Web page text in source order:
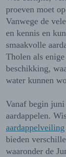
proeven moet
Vanwege de
en kennis en
smaakvolle
Tholen als
beschikking,
water kunnen
Vanaf begin
aardappelen.
aardappelveiling
bieden
waaronder de